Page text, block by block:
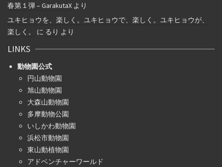
春第１弾 – GarakutaX より
ユキヒョウを、楽しく。ユキヒョウで、楽しく。ユキヒョウが、
楽しく。
に るり より
LINKS
動物園公式
円山動物園
旭山動物園
大森山動物園
多摩動物公園
いしかわ動物園
浜松市動物園
東山動植物園
アドベンチャーワールド